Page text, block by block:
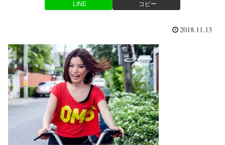
LINE コピー
2018.11.13